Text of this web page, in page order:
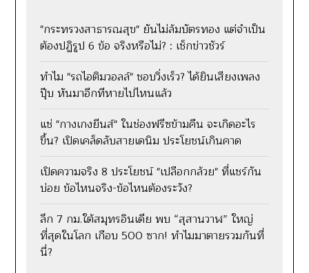
"กระทรวงสาธารณสุข" ยันไม่ล้มบัตรทอง แต่จำเป็น
ต้องปฏิรูป 6 ข้อ จริงหรือไม่? : เช็กข่าวชัวร์
ทำไม "รถไอติมวอลล์" ชอบวิ่งเร็ว? ได้ยินเสียงเพลง
ปุ๊บ หันมาอีกทีหายไปไหนแล้ว
แช่ "กางเกงยีนส์" ในช่องฟรีซข้ามคืน จะเกิดอะไร
ขึ้น? เปิดเคล็ดลับสายเดนิม ประโยชน์เกินคาด
เปิดความจริง 8 ประโยชน์ "เปลือกกล้วย" ที่แชร์กัน
บ่อย ข้อไหนจริง-ข้อไหนต้องระวัง?
ลึก 7 กม.ใต้สมุทรอินเดีย พบ “สุสานวาฬ” ใหญ่
ที่สุดในโลก เกือบ 500 ซาก! ทำไมมาตายรวมกันที่
นี่?